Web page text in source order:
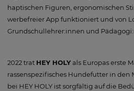
haptischen Figuren, ergonomischen
werbefreier App funktioniert und von
Grundschullehrer:innen und
2022 trat HEY HOLY als Europas erste
rassenspezifisches Hundefutter in den
bei HEY HOLY ist sorgfältig auf die